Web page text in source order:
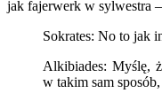
jak fajerwerk w sylwestra
Sokrates: No to jak
Alkibiades: Myślę,
w takim sam